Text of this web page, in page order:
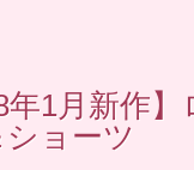
年1月新作
ョーツ